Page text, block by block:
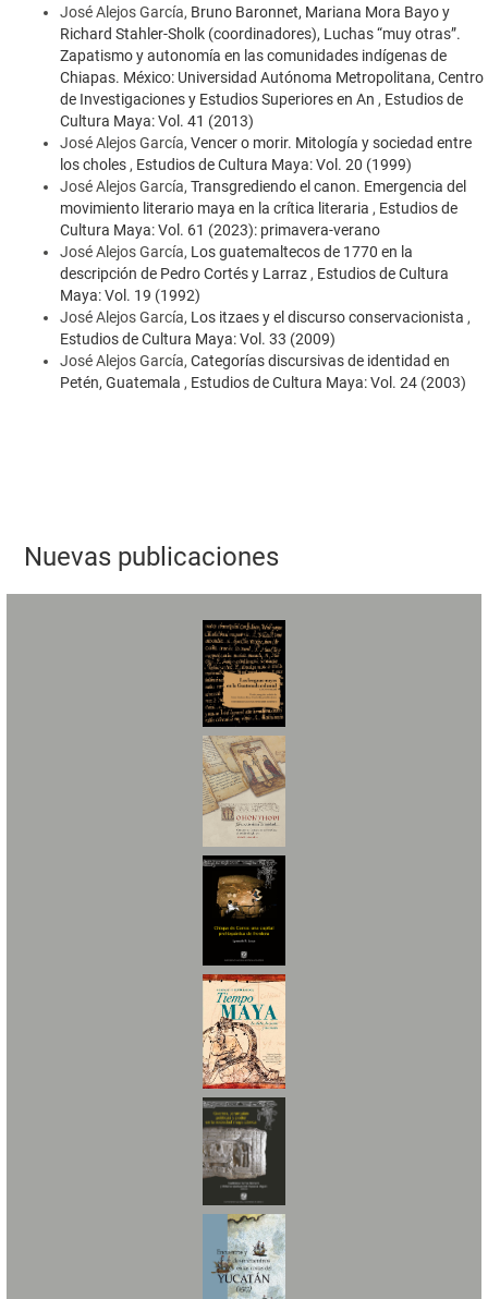
José Alejos García, Bruno Baronnet, Mariana Mora Bayo y
Richard Stahler-Sholk (coordinadores), Luchas “muy otras”.
Zapatismo y autonomía en las comunidades indígenas de
Chiapas. México: Universidad Autónoma Metropolitana, Centro
de Investigaciones y Estudios Superiores en An , Estudios de
Cultura Maya: Vol. 41 (2013)
José Alejos García, Vencer o morir. Mitología y sociedad entre
los choles , Estudios de Cultura Maya: Vol. 20 (1999)
José Alejos García, Transgrediendo el canon. Emergencia del
movimiento literario maya en la crítica literaria , Estudios de
Cultura Maya: Vol. 61 (2023): primavera-verano
José Alejos García, Los guatemaltecos de 1770 en la
descripción de Pedro Cortés y Larraz , Estudios de Cultura
Maya: Vol. 19 (1992)
José Alejos García, Los itzaes y el discurso conservacionista ,
Estudios de Cultura Maya: Vol. 33 (2009)
José Alejos García, Categorías discursivas de identidad en
Petén, Guatemala , Estudios de Cultura Maya: Vol. 24 (2003)
Nuevas publicaciones